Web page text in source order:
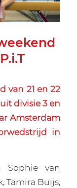
van 21 en 22
divisie 3 en
Amsterdam
in
Sophie van
Tamira Buijs,